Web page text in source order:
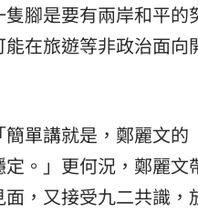
腳是要有兩岸和平的
在旅遊等非政治面向
單講就是，鄭麗文的
。」更何況，鄭麗文
，又接受九二共識，